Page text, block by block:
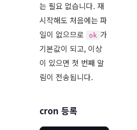
는 필요 없습니다. 재
시작해도 처음에는 파
일이 없으므로
ok 가
기본값이 되고, 이상
이 있으면 첫 번째 알
림이 전송됩니다.
cron 등록